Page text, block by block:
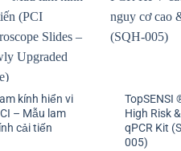
kính hiển vi
– Mẫu lam
cải tiến
TopSENSI
High Risk
qPCR Kit
005)